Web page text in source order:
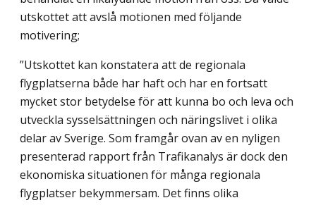
utskottet att avslå motionen med följande
motivering;
”Utskottet kan konstatera att de regionala
flygplatserna både har haft och har en fortsatt
mycket stor betydelse för att kunna bo och leva och
utveckla sysselsättningen och näringslivet i olika
delar av Sverige. Som framgår ovan av en nyligen
presenterad rapport från Trafikanalys är dock den
ekonomiska situationen för många regionala
flygplatser bekymmersam. Det finns olika